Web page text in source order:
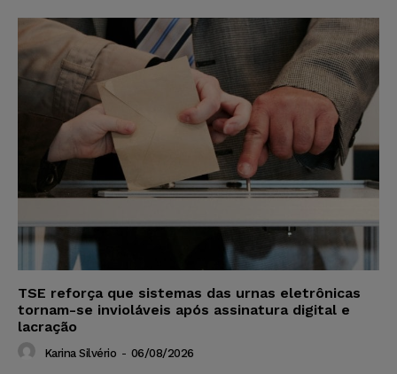
TSE reforça que sistemas das urnas eletrônicas
tornam-se invioláveis após assinatura digital e
lacração
Karina Silvério - 06/08/2026